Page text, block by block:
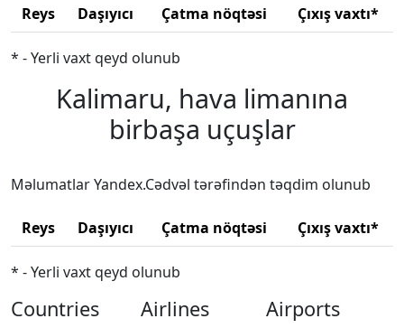
Reys Daşıyıcı Çatma nöqtəsi Çıxış vaxtı*
* - Yerli vaxt qeyd olunub
Kalimaru, hava limanına
birbaşa uçuşlar
Məlumatlar Yandex.Cədvəl tərəfindən təqdim olunub
Reys Daşıyıcı Çatma nöqtəsi Çıxış vaxtı*
* - Yerli vaxt qeyd olunub
Countries Airlines Airports